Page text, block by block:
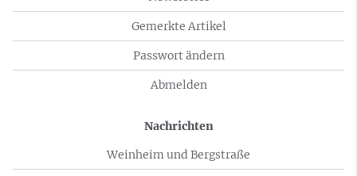
Gemerkte Artikel
Passwort ändern
Abmelden
Nachrichten
Weinheim und Bergstraße